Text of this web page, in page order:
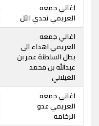
اغاني جمعه
العريمي تحدي التل
اغاني جمعه
العريمي اهداء الى
بطل السلطنة عمر بن
عبدالله بن محمد
الغيلاني
اغاني جمعه
العريمي عدو
الرخامه